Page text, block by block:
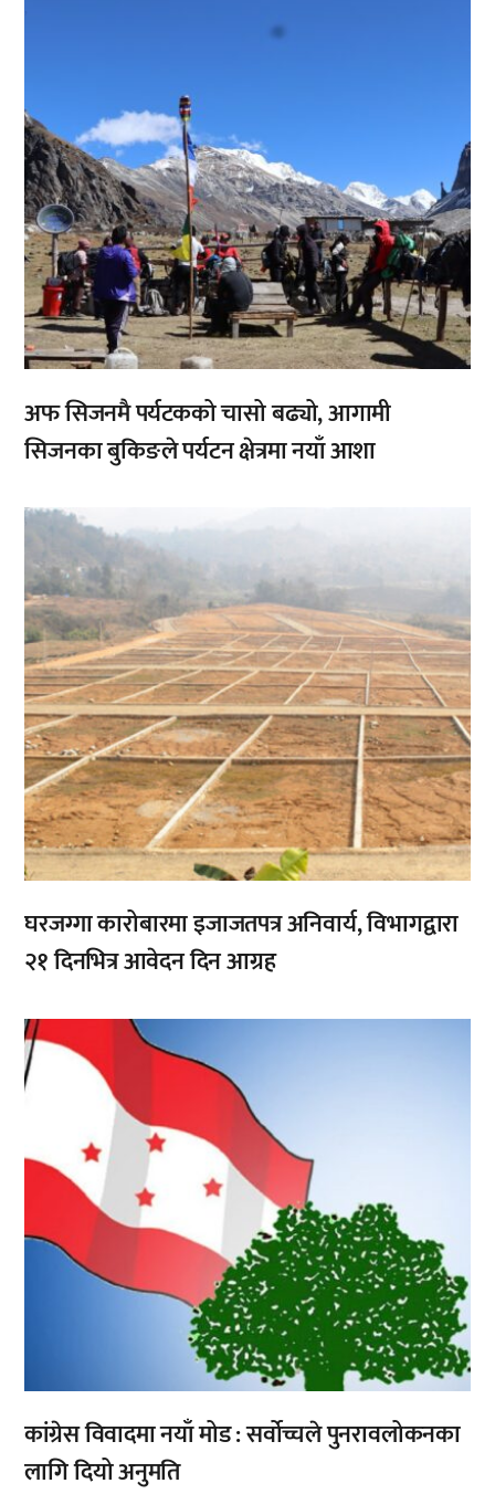
अफ सिजनमै पर्यटकको चासो बढ्यो, आगामी
सिजनका बुकिङले पर्यटन क्षेत्रमा नयाँ आशा
,
घरजग्गा कारोबारमा इजाजतपत्र अनिवार्य, विभागद्वारा
२१ दिनभित्र आवेदन दिन आग्रह
,
कांग्रेस विवादमा नयाँ मोड : सर्वोच्चले पुनरावलोकनका
लागि दियो अनुमति